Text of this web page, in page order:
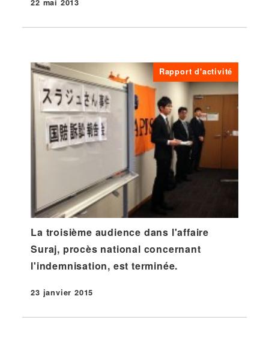
Publié
22 mai 2013
Rapport d'activité
La troisième audience dans l'affaire
Suraj, procès national concernant
l'indemnisation, est terminée.
Publié
23 janvier 2015